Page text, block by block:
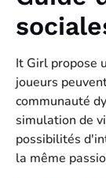
It Girl propose
joueurs
communauté
simulation de
possibilités
la même